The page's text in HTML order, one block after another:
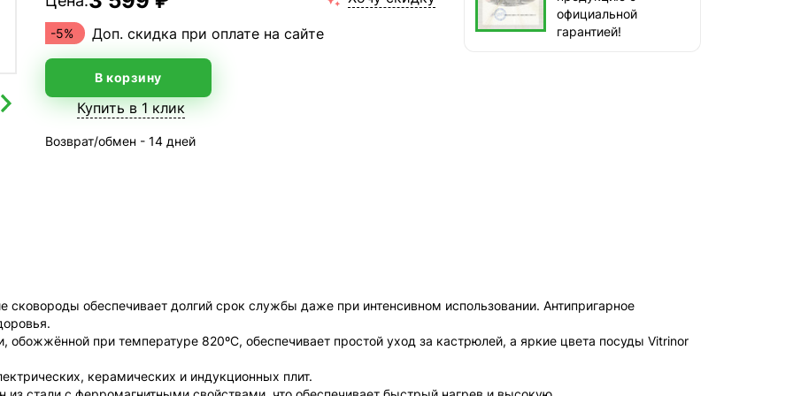
-5% Доп. скидка при оплате на сайте
В корзину
Купить в 1 клик
Возврат/обмен - 14 дней
СДЭК — Пункты выдачи
1-3 дня, от 385 ₽
официальной
гарантией!
сковороды обеспечивает долгий срок службы даже при интенсивном использовании. Антипригарное
обожжённой при температуре 820ºC, обеспечивает простой уход за кастрюлей, а яркие цвета посуды Vitrinor
керамических и индукционных плит.